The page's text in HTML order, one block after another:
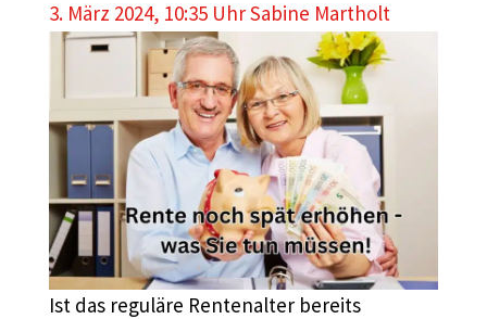
3. März 2024, 10:35 UhrSabine Martholt
Ist das reguläre Rentenalter bereits